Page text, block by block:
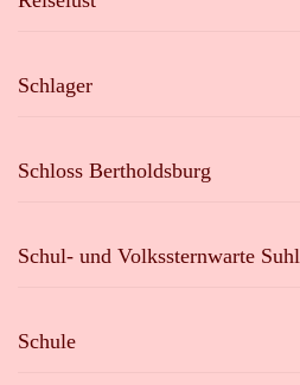
Schlager
Schloss Bertholdsburg
Schul- und Volkssternwarte Suhl
Schule